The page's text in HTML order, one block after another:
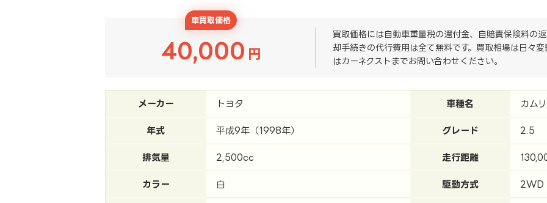
車買取価格
40,000 円
買取価格には自動車重量税の還付金、自賠責保険料の
却手続きの代行費用は全て無料です。買取相場は日々
はカーネクストまでお問い合わせください。
メーカー トヨタ 車種名 カム
年式 平成9年（1998年） グレード 2.5
排気量 2,500cc 走行距離
カラー 白 駆動方式 2WD